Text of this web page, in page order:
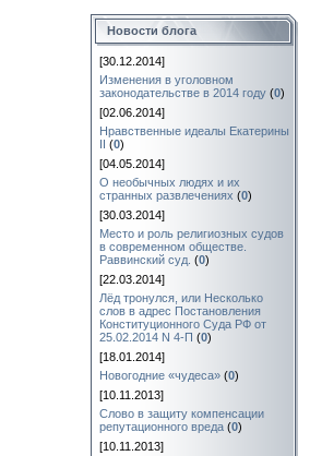
Новости блога
[30.12.2014]
Изменения в уголовном
законодательстве в 2014 году (0)
[02.06.2014]
Нравственные идеалы Екатерины
II (0)
[04.05.2014]
О необычных людях и их
странных развлечениях (0)
[30.03.2014]
Место и роль религиозных судов
в современном обществе.
Раввинский суд. (0)
[22.03.2014]
Лёд тронулся, или Несколько
слов в адрес Постановления
Конституционного Суда РФ от
25.02.2014 N 4-П (0)
[18.01.2014]
Новогодние «чудеса» (0)
[10.11.2013]
Слово в защиту компенсации
репутационного вреда (0)
[10.11.2013]